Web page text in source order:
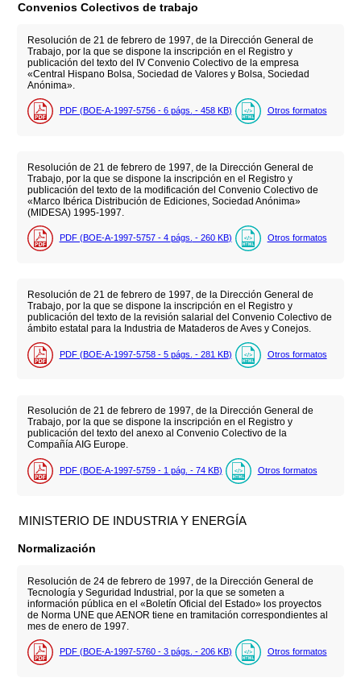
Convenios Colectivos de trabajo
Resolución de 21 de febrero de 1997, de la Dirección General de
Trabajo, por la que se dispone la inscripción en el Registro y
publicación del texto del IV Convenio Colectivo de la empresa
«Central Hispano Bolsa, Sociedad de Valores y Bolsa, Sociedad
Anónima».
PDF (BOE-A-1997-5756 - 6 págs. - 458 KB) Otros formatos
Resolución de 21 de febrero de 1997, de la Dirección General de
Trabajo, por la que se dispone la inscripción en el Registro y
publicación del texto de la modificación del Convenio Colectivo de
«Marco Ibérica Distribución de Ediciones, Sociedad Anónima»
(MIDESA) 1995-1997.
PDF (BOE-A-1997-5757 - 4 págs. - 260 KB) Otros formatos
Resolución de 21 de febrero de 1997, de la Dirección General de
Trabajo, por la que se dispone la inscripción en el Registro y
publicación del texto de la revisión salarial del Convenio Colectivo de
ámbito estatal para la Industria de Mataderos de Aves y Conejos.
PDF (BOE-A-1997-5758 - 5 págs. - 281 KB) Otros formatos
Resolución de 21 de febrero de 1997, de la Dirección General de
Trabajo, por la que se dispone la inscripción en el Registro y
publicación del texto del anexo al Convenio Colectivo de la
Compañía AIG Europe.
PDF (BOE-A-1997-5759 - 1 pág. - 74 KB) Otros formatos
MINISTERIO DE INDUSTRIA Y ENERGÍA
Normalización
Resolución de 24 de febrero de 1997, de la Dirección General de
Tecnología y Seguridad Industrial, por la que se someten a
información pública en el «Boletín Oficial del Estado» los proyectos
de Norma UNE que AENOR tiene en tramitación correspondientes al
mes de enero de 1997.
PDF (BOE-A-1997-5760 - 3 págs. - 206 KB) Otros formatos